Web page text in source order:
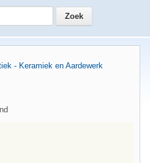
- Keramiek en Aardewerk